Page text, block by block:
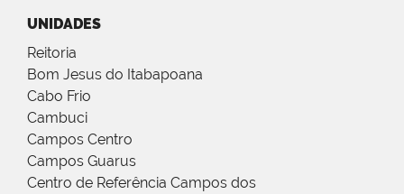
UNIDADES
Reitoria
Bom Jesus do Itabapoana
Cabo Frio
Cambuci
Campos Centro
Campos Guarus
Centro de Referência Campos dos